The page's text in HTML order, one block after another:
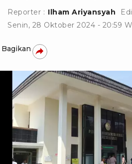
Reporter : Ilham Ariyansyah
Senin, 28 Oktober 2024 - 20:59
Bagikan